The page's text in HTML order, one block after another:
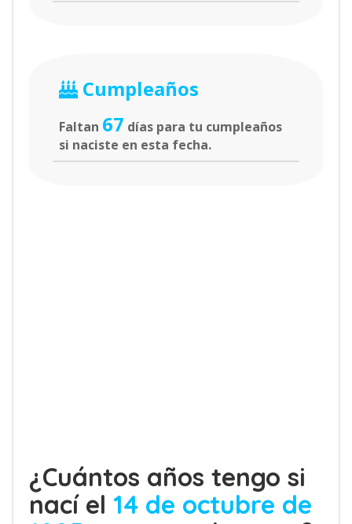
Cumpleaños
Faltan 67 días para tu cumpleaños
si naciste en esta fecha.
¿Cuántos años tengo si
nací el 14 de octubre de